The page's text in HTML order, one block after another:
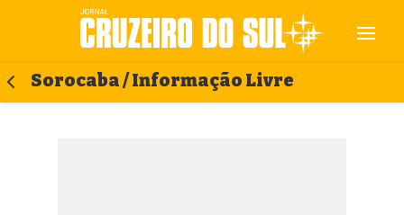
Sorocaba / Informação Livre